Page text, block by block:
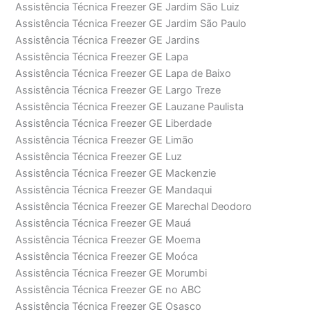
Assistência Técnica Freezer GE Jardim São Luiz
Assistência Técnica Freezer GE Jardim São Paulo
Assistência Técnica Freezer GE Jardins
Assistência Técnica Freezer GE Lapa
Assistência Técnica Freezer GE Lapa de Baixo
Assistência Técnica Freezer GE Largo Treze
Assistência Técnica Freezer GE Lauzane Paulista
Assistência Técnica Freezer GE Liberdade
Assistência Técnica Freezer GE Limão
Assistência Técnica Freezer GE Luz
Assistência Técnica Freezer GE Mackenzie
Assistência Técnica Freezer GE Mandaqui
Assistência Técnica Freezer GE Marechal Deodoro
Assistência Técnica Freezer GE Mauá
Assistência Técnica Freezer GE Moema
Assistência Técnica Freezer GE Moóca
Assistência Técnica Freezer GE Morumbi
Assistência Técnica Freezer GE no ABC
Assistência Técnica Freezer GE Osasco